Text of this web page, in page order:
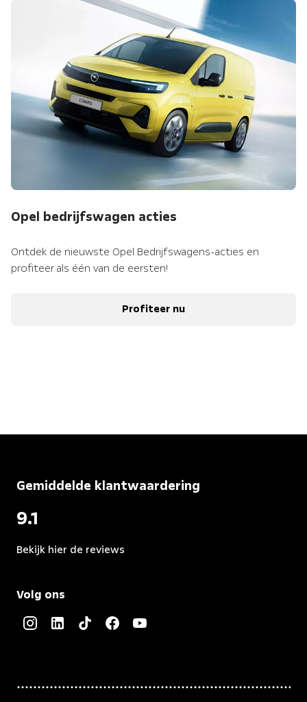
Opel bedrijfswagen acties
Ontdek de nieuwste Opel Bedrijfswagens-acties en
profiteer als één van de eersten!
Profiteer nu
Gemiddelde klantwaardering
9.1
Bekijk hier de reviews
van
sterren
Volg ons